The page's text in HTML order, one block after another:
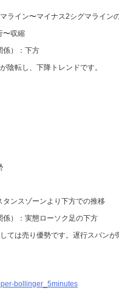
ライン〜マイナス2シグマライン
〜収縮
係）：下方
陰転し、下降トレンドです。
タンスゾーンより下方での推移
係）：実態ローソク足の下方
ては売り優勢です。遅行スパン